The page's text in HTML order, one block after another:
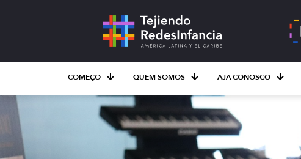
COMEÇO QUEM SOMOS AJA CONOSCO